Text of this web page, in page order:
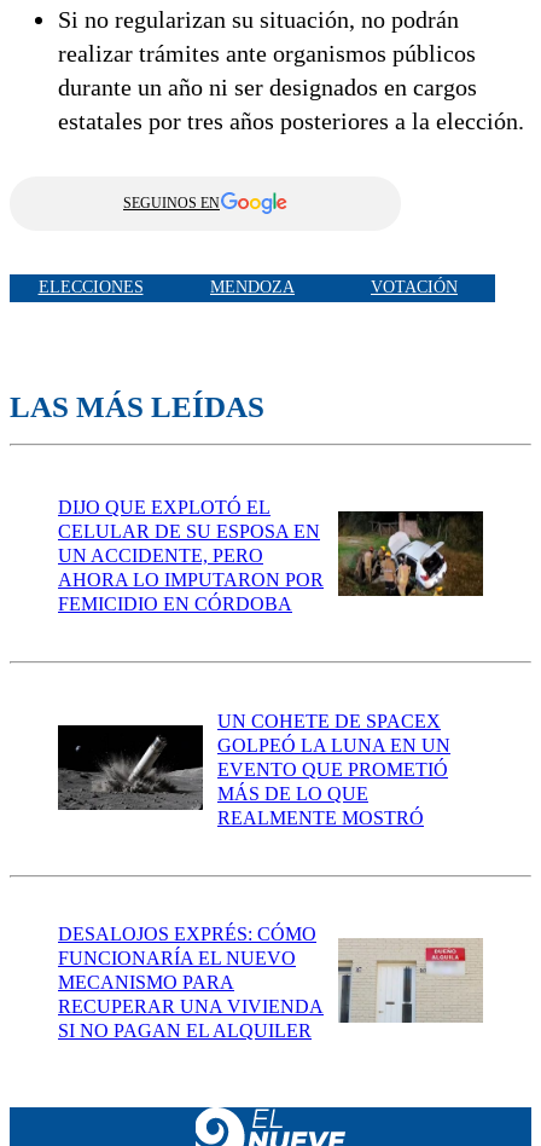
Si no regularizan su situación, no podrán
realizar trámites ante organismos públicos
durante un año ni ser designados en cargos
estatales por tres años posteriores a la elección.
SEGUINOS EN
ELECCIONES MENDOZA VOTACIÓN
LAS MÁS LEÍDAS
DIJO QUE EXPLOTÓ EL
CELULAR DE SU ESPOSA EN
UN ACCIDENTE, PERO
AHORA LO IMPUTARON POR
FEMICIDIO EN CÓRDOBA
UN COHETE DE SPACEX
GOLPEÓ LA LUNA EN UN
EVENTO QUE PROMETIÓ
MÁS DE LO QUE
REALMENTE MOSTRÓ
DESALOJOS EXPRÉS: CÓMO
FUNCIONARÍA EL NUEVO
MECANISMO PARA
RECUPERAR UNA VIVIENDA
SI NO PAGAN EL ALQUILER